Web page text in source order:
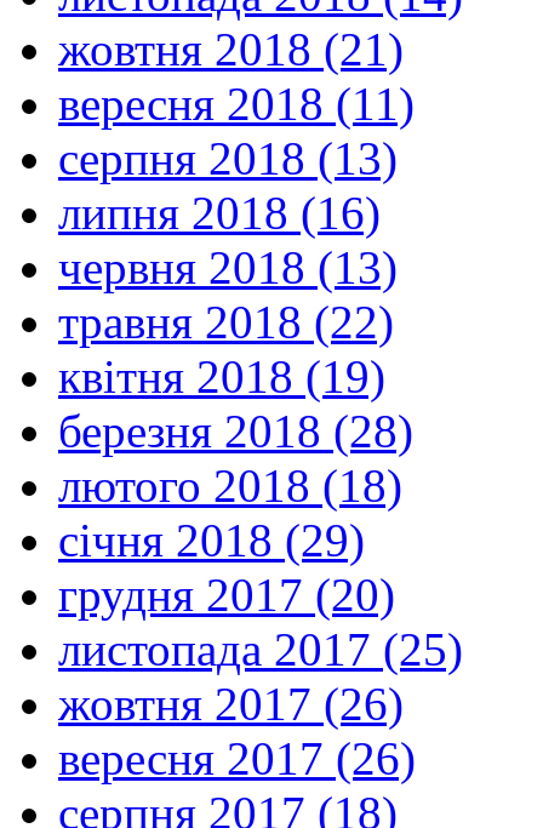
жовтня 2018 (21)
вересня 2018 (11)
серпня 2018 (13)
липня 2018 (16)
червня 2018 (13)
травня 2018 (22)
квітня 2018 (19)
березня 2018 (28)
лютого 2018 (18)
січня 2018 (29)
грудня 2017 (20)
листопада 2017 (25)
жовтня 2017 (26)
вересня 2017 (26)
серпня 2017 (18)